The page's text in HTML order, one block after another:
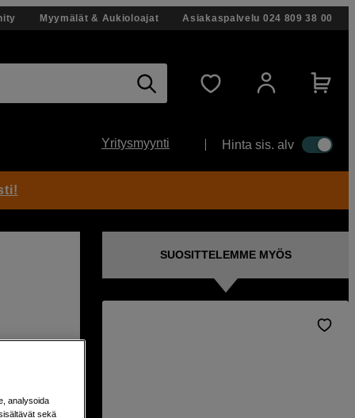
Myymälät & Aukioloajat Asiakaspalvelu 024 809 38 00
Yritysmyynti Hinta sis. alv
SUOSITTELEMME MYÖS
analysoida
sekä